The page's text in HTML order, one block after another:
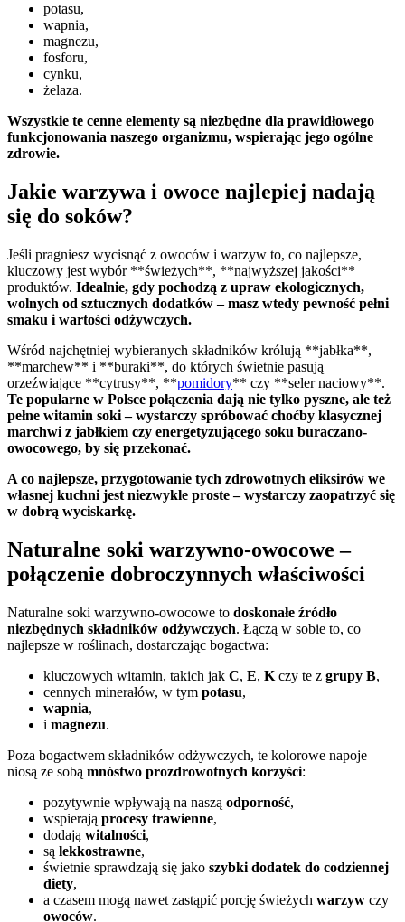
potasu,
wapnia,
magnezu,
fosforu,
cynku,
żelaza.
Wszystkie te cenne elementy są niezbędne dla prawidłowego
funkcjonowania naszego organizmu, wspierając jego ogólne
zdrowie.
Jakie warzywa i owoce najlepiej nadają
się do soków?
Jeśli pragniesz wycisnąć z owoców i warzyw to, co najlepsze,
kluczowy jest wybór **świeżych**, **najwyższej jakości**
produktów. Idealnie, gdy pochodzą z upraw ekologicznych,
wolnych od sztucznych dodatków – masz wtedy pewność pełni
smaku i wartości odżywczych.
Wśród najchętniej wybieranych składników królują **jabłka**,
**marchew** i **buraki**, do których świetnie pasują
orzeźwiające **cytrusy**, **pomidory** czy **seler naciowy**.
Te popularne w Polsce połączenia dają nie tylko pyszne, ale też
pełne witamin soki – wystarczy spróbować choćby klasycznej
marchwi z jabłkiem czy energetyzującego soku buraczano-
owocowego, by się przekonać.
A co najlepsze, przygotowanie tych zdrowotnych eliksirów we
własnej kuchni jest niezwykle proste – wystarczy zaopatrzyć się
w dobrą wyciskarkę.
Naturalne soki warzywno-owocowe –
połączenie dobroczynnych właściwości
Naturalne soki warzywno-owocowe to doskonałe źródło
niezbędnych składników odżywczych. Łączą w sobie to, co
najlepsze w roślinach, dostarczając bogactwa:
kluczowych witamin, takich jak C, E, K czy te z grupy B,
cennych minerałów, w tym potasu,
wapnia,
i magnezu.
Poza bogactwem składników odżywczych, te kolorowe napoje
niosą ze sobą mnóstwo prozdrowotnych korzyści:
pozytywnie wpływają na naszą odporność,
wspierają procesy trawienne,
dodają witalności,
są lekkostrawne,
świetnie sprawdzają się jako szybki dodatek do codziennej
diety,
a czasem mogą nawet zastąpić porcję świeżych warzyw czy
owoców.